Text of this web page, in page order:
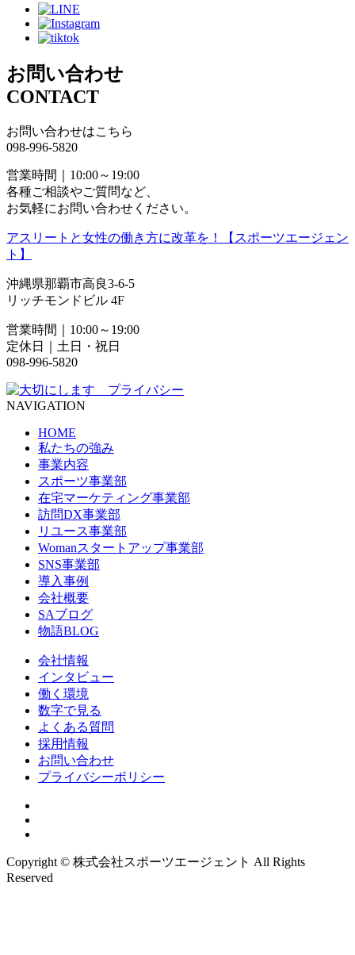
お問い合わせ
CONTACT
お問い合わせはこちら
098-996-5820
営業時間｜10:00～19:00
各種ご相談やご質問など、
お気軽にお問い合わせください。
アスリートと女性の働き方に改革を！【スポーツエージェン
ト】
沖縄県那覇市高良3-6-5
リッチモンドビル 4F
営業時間｜10:00～19:00
定休日｜土日・祝日
098-996-5820
NAVIGATION
HOME
私たちの強み
事業内容
スポーツ事業部
在宅マーケティング事業部
訪問DX事業部
リユース事業部
Womanスタートアップ事業部
SNS事業部
導入事例
会社概要
SAブログ
物語BLOG
会社情報
インタビュー
働く環境
数字で見る
よくある質問
採用情報
お問い合わせ
プライバシーポリシー
Copyright © 株式会社スポーツエージェント All Rights
Reserved